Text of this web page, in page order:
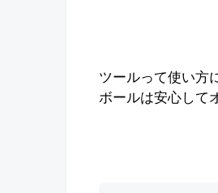
ツールって使い方
ボールは安心して